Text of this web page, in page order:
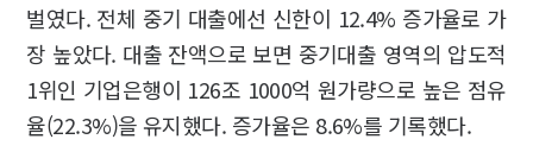
벌였다. 전체 중기 대출에선 신한이 12.4% 증가율로 가
장 높았다. 대출 잔액으로 보면 중기대출 영역의 압도적
1위인 기업은행이 126조 1000억 원가량으로 높은 점유
율(22.3%)을 유지했다. 증가율은 8.6%를 기록했다.